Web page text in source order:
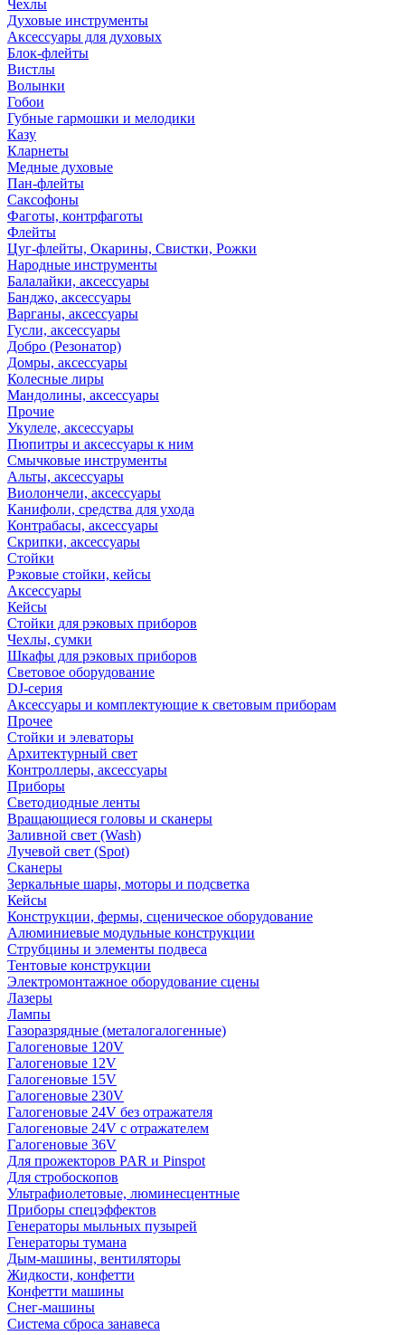
Чехлы
Духовые инструменты
Аксессуары для духовых
Блок-флейты
Вистлы
Волынки
Гобои
Губные гармошки и мелодики
Казу
Кларнеты
Медные духовые
Пан-флейты
Саксофоны
Фаготы, контрфаготы
Флейты
Цуг-флейты, Окарины, Свистки, Рожки
Народные инструменты
Балалайки, аксессуары
Банджо, аксессуары
Варганы, аксессуары
Гусли, аксессуары
Добро (Резонатор)
Домры, аксессуары
Колесные лиры
Мандолины, аксессуары
Прочие
Укулеле, аксессуары
Пюпитры и аксессуары к ним
Смычковые инструменты
Альты, аксессуары
Виолончели, аксессуары
Канифоли, средства для ухода
Контрабасы, аксессуары
Скрипки, аксессуары
Стойки
Рэковые стойки, кейсы
Аксессуары
Кейсы
Стойки для рэковых приборов
Чехлы, сумки
Шкафы для рэковых приборов
Световое оборудование
DJ-серия
Аксессуары и комплектующие к световым приборам
Прочее
Стойки и элеваторы
Архитектурный свет
Контроллеры, аксессуары
Приборы
Светодиодные ленты
Вращающиеся головы и сканеры
Заливной свет (Wash)
Лучевой свет (Spot)
Сканеры
Зеркальные шары, моторы и подсветка
Кейсы
Конструкции, фермы, сценическое оборудование
Алюминиевые модульные конструкции
Струбцины и элементы подвеса
Тентовые конструкции
Электромонтажное оборудование сцены
Лазеры
Лампы
Газоразрядные (металогалогенные)
Галогеновые 120V
Галогеновые 12V
Галогеновые 15V
Галогеновые 230V
Галогеновые 24V без отражателя
Галогеновые 24V с отражателем
Галогеновые 36V
Для прожекторов PAR и Pinspot
Для стробоскопов
Ультрафиолетовые, люминесцентные
Приборы спецэффектов
Генераторы мыльных пузырей
Генераторы тумана
Дым-машины, вентиляторы
Жидкости, конфетти
Конфетти машины
Снег-машины
Система сброса занавеса